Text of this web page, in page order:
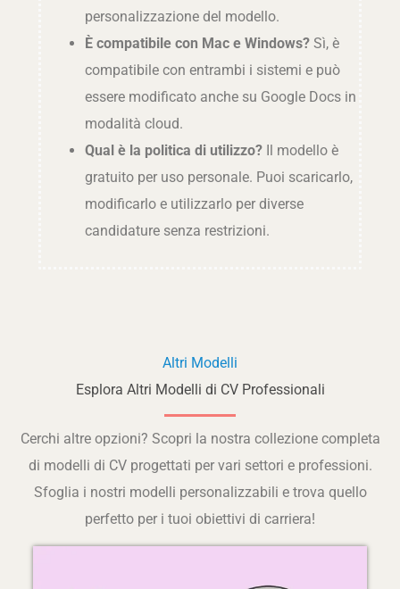
personalizzazione del modello.
È compatibile con Mac e Windows?Sì, è
compatibile con entrambi i sistemi e può
essere modificato anche su Google Docs in
modalità cloud.
Qual è la politica di utilizzo?Il modello è
gratuito per uso personale. Puoi scaricarlo,
modificarlo e utilizzarlo per diverse
candidature senza restrizioni.
Altri Modelli
Esplora Altri Modelli di CV Professionali
Cerchi altre opzioni? Scopri la nostra collezione completa
di modelli di CV progettati per vari settori e professioni.
Sfoglia i nostri modelli personalizzabili e trova quello
perfetto per i tuoi obiettivi di carriera!